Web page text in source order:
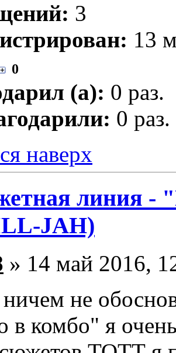
3
13
0
(а): 0 раз.
0 раз.
наверх
линия -
JAH)
» 14 май 2016,
не
в комбо" я